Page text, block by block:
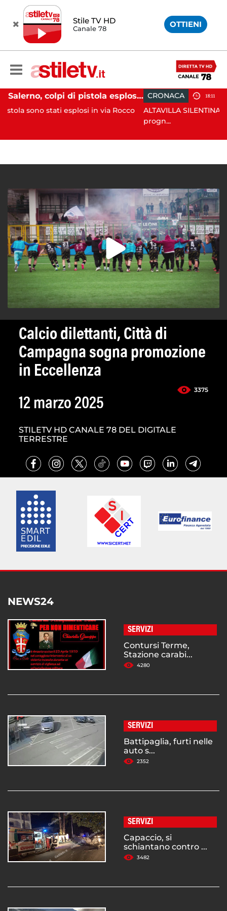
Stile TV HD
Canale 78 OTTIENI
Salerno, colpi di pistola esplosi a Pastena: paura tra i residenti
esplosi in via Rocco
CRONACA 18:11
ALTAVILLA SILENTINA. Grave
Calcio dilettanti, Città di
Campagna sogna promozione
in Eccellenza
3375
12 marzo 2025
STILETV HD CANALE 78 DEL DIGITALE
TERRESTRE
NEWS24
SERVIZI
Contursi Terme,
Stazione carabi...
4280
SERVIZI
Battipaglia, furti nelle
auto s...
2352
SERVIZI
Capaccio, si
schiantano contro ...
3482